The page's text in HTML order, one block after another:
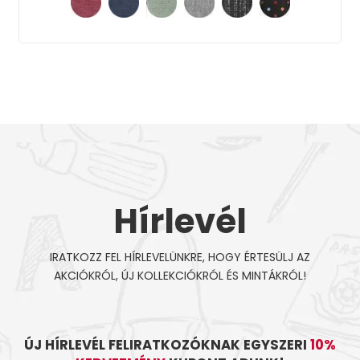
Hírlevél
IRATKOZZ FEL HÍRLEVELÜNKRE, HOGY ÉRTESÜLJ AZ
AKCIÓKRÓL, ÚJ KOLLEKCIÓKRÓL ÉS MINTÁKRÓL!
ÚJ HÍRLEVÉL FELIRATKOZÓKNAK EGYSZERI 10%